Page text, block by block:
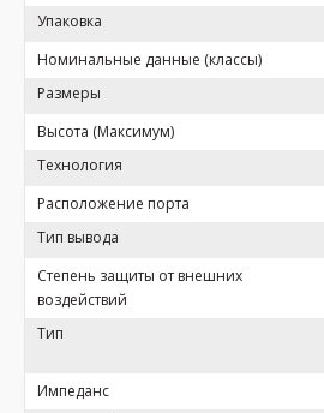
Упаковка
Номинальные данные (классы)
Размеры
Высота (Максимум)
Технология
Расположение порта
Тип вывода
Степень защиты от внешних
воздействий
Тип
Импеданс